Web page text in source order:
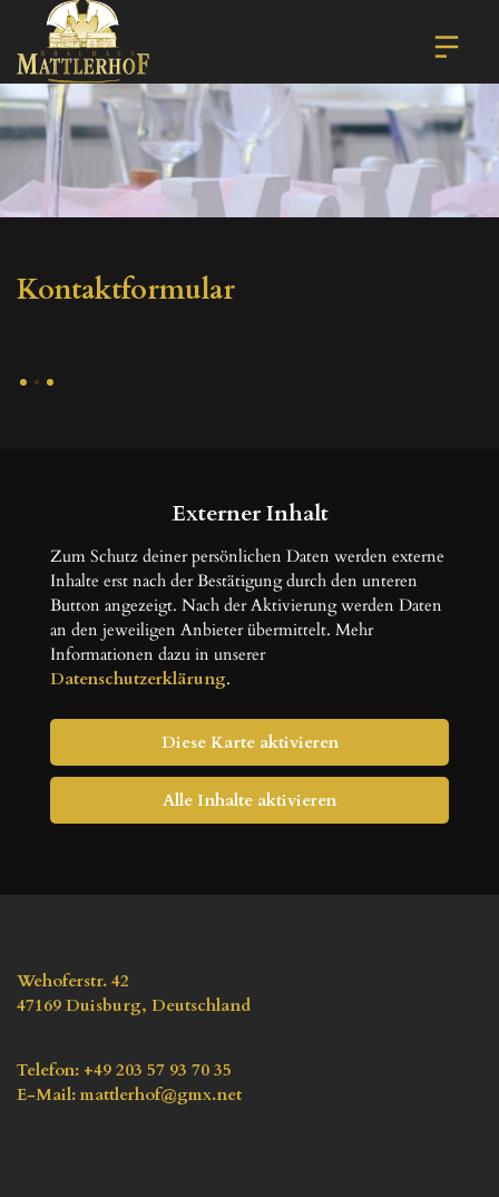
Kontaktformular
Externer Inhalt
Zum Schutz deiner persönlichen Daten werden externe
Inhalte erst nach der Bestätigung durch den unteren
Button angezeigt. Nach der Aktivierung werden Daten
an den jeweiligen Anbieter übermittelt. Mehr
Informationen dazu in unserer
Datenschutzerklärung.
Diese Karte aktivieren
Alle Inhalte aktivieren
Wehoferstr. 42
47169 Duisburg, Deutschland
Telefon: +49 203 57 93 70 35
E-Mail: mattlerhof@gmx.net